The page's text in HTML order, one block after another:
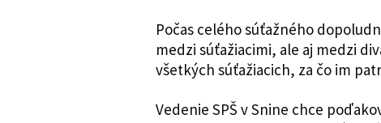
Počas celého súťažného
medzi súťažiacimi, ale aj medzi
všetkých súťažiacich, za čo im
Vedenie SPŠ v Snine chce